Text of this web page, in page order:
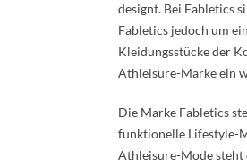
designt. Bei Fabletics
Fabletics jedoch um
Kleidungsstücke der
Athleisure-Marke ein
Die Marke Fabletics
funktionelle Lifestyle-
Athleisure-Mode steht